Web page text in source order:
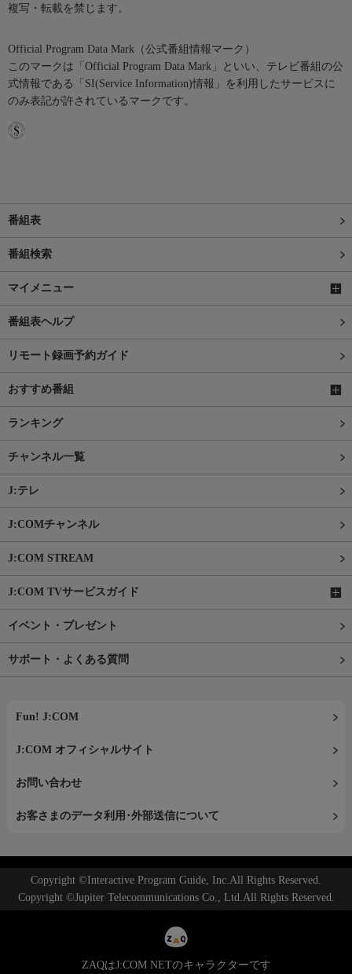
複写・転載を禁じます。
Official Program Data Mark（公式番組情報マーク）
このマークは「Official Program Data Mark」といい、テレビ番組の公
式情報である「SI(Service Information)情報」を利用したサービスに
のみ表記が許されているマークです。
番組表
番組検索
マイメニュー
番組表ヘルプ
リモート録画予約ガイド
おすすめ番組
ランキング
チャンネル一覧
J:テレ
J:COMチャンネル
J:COM STREAM
J:COM TVサービスガイド
イベント・プレゼント
サポート・よくある質問
Fun! J:COM
J:COM オフィシャルサイト
お問い合わせ
お客さまのデータ利用･外部送信について
Copyright ©Interactive Program Guide, Inc.All Rights Reserved.
Copyright ©Jupiter Telecommunications Co., Ltd.All Rights Reserved.
ZAQはJ:COM NETのキャラクターです